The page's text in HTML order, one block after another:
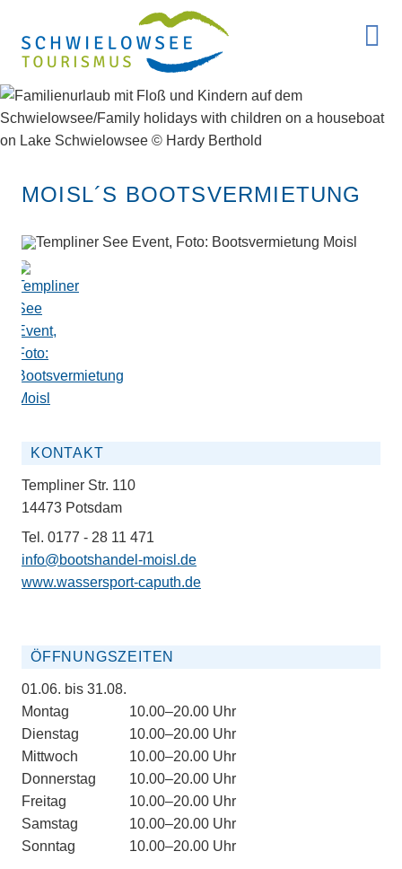
MOISL´S BOOTSVERMIETUNG
KONTAKT
Templiner Str. 110
14473 Potsdam
Tel. 0177 - 28 11 471
info@bootshandel-moisl.de
www.wassersport-caputh.de
ÖFFNUNGSZEITEN
01.06. bis 31.08.
Montag
10.00–20.00 Uhr
Dienstag
10.00–20.00 Uhr
Mittwoch
10.00–20.00 Uhr
Donnerstag
10.00–20.00 Uhr
Freitag
10.00–20.00 Uhr
Samstag
10.00–20.00 Uhr
Sonntag
10.00–20.00 Uhr